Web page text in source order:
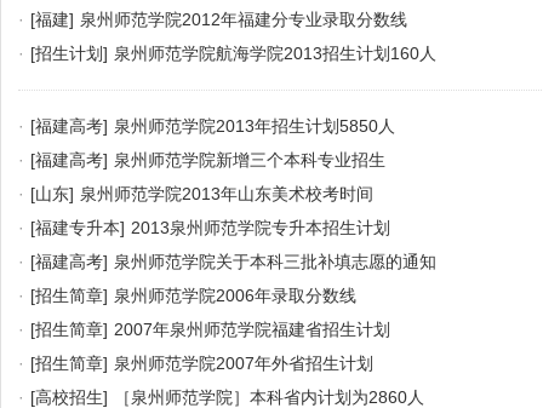
· [福建] 泉州师范学院2012年福建分专业录取分数线
· [招生计划] 泉州师范学院航海学院2013招生计划160人
· [福建高考] 泉州师范学院2013年招生计划5850人
· [福建高考] 泉州师范学院新增三个本科专业招生
· [山东] 泉州师范学院2013年山东美术校考时间
· [福建专升本] 2013泉州师范学院专升本招生计划
· [福建高考] 泉州师范学院关于本科三批补填志愿的通知
· [招生简章] 泉州师范学院2006年录取分数线
· [招生简章] 2007年泉州师范学院福建省招生计划
· [招生简章] 泉州师范学院2007年外省招生计划
· [高校招生]
［泉州师范学院］本科省内计划为2860人